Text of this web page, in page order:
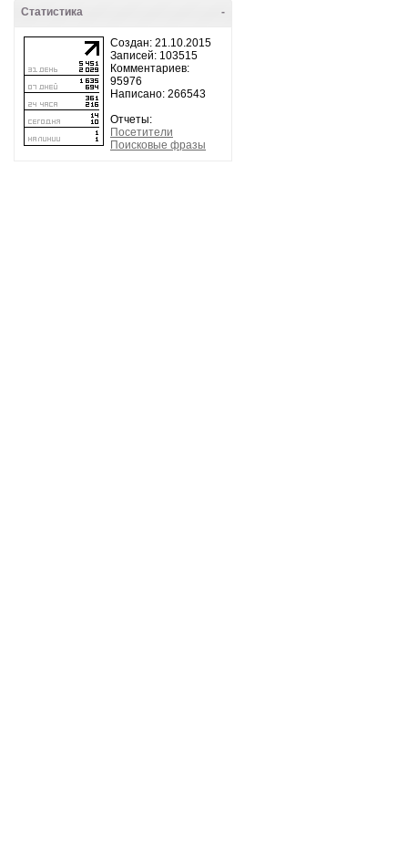
-
Статистика
Создан: 21.10.2015
Записей: 103515
Комментариев:
95976
Написано: 266543
Отчеты:
Посетители
Поисковые фразы